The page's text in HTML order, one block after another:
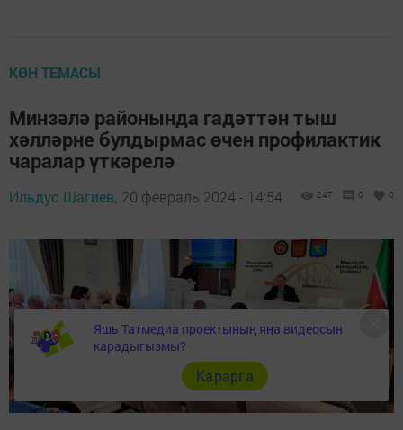
КӨН ТЕМАСЫ
Минзәлә районында гадәттән тыш
хәлләрне булдырмас өчен профилактик
чаралар үткәрелә
Ильдус Шагиев, 20 февраль 2024 - 14:54 247 0 0
Яшь Татмедиа проектының яңа видеосын
карадыгызмы?
Карарга